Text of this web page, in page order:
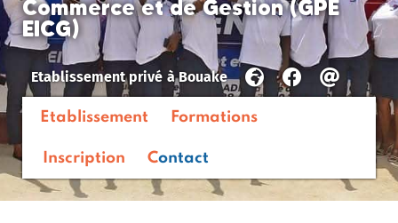
Commerce et de Gestion (GPE
EICG)
Etablissement privé àBouake
Etablissement Formations
Inscription Contact